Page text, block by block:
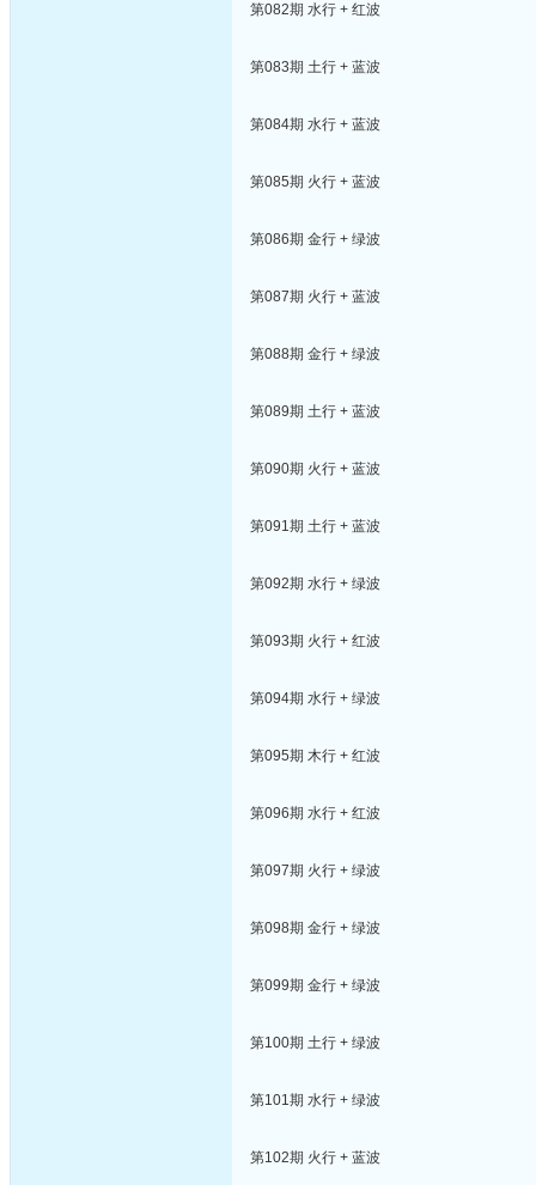
第082期 水行 + 红波
第083期 土行 + 蓝波
第084期 水行 + 蓝波
第085期 火行 + 蓝波
第086期 金行 + 绿波
第087期 火行 + 蓝波
第088期 金行 + 绿波
第089期 土行 + 蓝波
第090期 火行 + 蓝波
第091期 土行 + 蓝波
第092期 水行 + 绿波
第093期 火行 + 红波
第094期 水行 + 绿波
第095期 木行 + 红波
第096期 水行 + 红波
第097期 火行 + 绿波
第098期 金行 + 绿波
第099期 金行 + 绿波
第100期 土行 + 绿波
第101期 水行 + 绿波
第102期 火行 + 蓝波